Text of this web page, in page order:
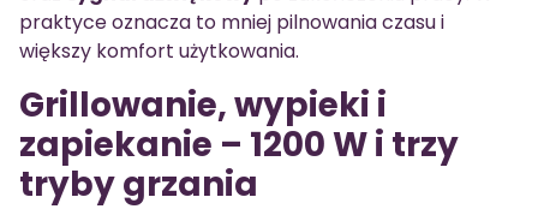
praktyce oznacza to mniej pilnowania czasu i
większy komfort użytkowania.
Grillowanie, wypieki i
zapiekanie – 1200 W i trzy
tryby grzania